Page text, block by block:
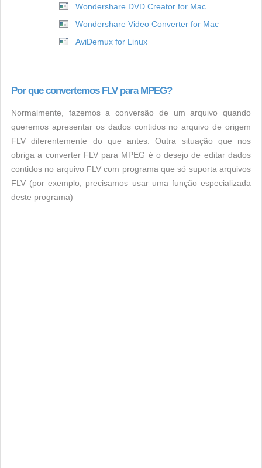
Wondershare DVD Creator for Mac
Wondershare Video Converter for Mac
AviDemux for Linux
Por que convertemos FLV para MPEG?
Normalmente, fazemos a conversão de um arquivo quando
queremos apresentar os dados contidos no arquivo de origem
FLV diferentemente do que antes. Outra situação que nos
obriga a converter FLV para MPEG é o desejo de editar dados
contidos no arquivo FLV com programa que só suporta arquivos
FLV (por exemplo, precisamos usar uma função especializada
deste programa)